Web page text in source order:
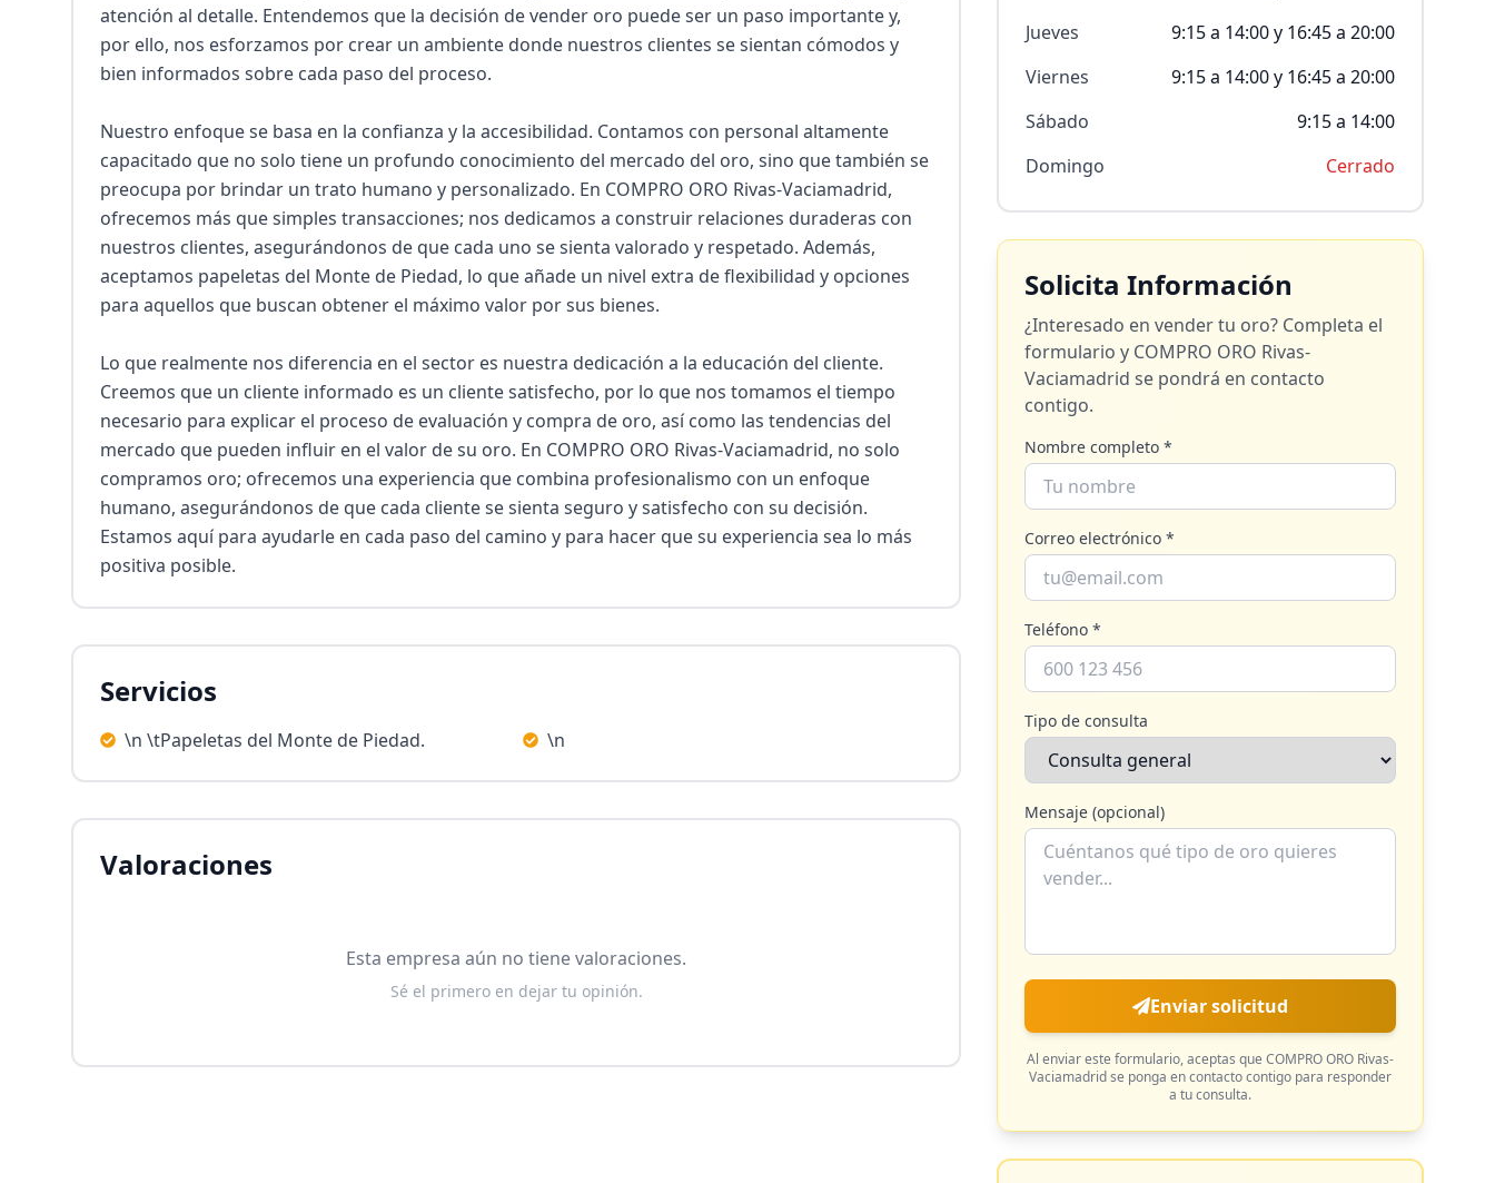
atención al detalle. Entendemos que la decisión de vender oro puede ser un paso importante y,
por ello, nos esforzamos por crear un ambiente donde nuestros clientes se sientan cómodos y
bien informados sobre cada paso del proceso.
Nuestro enfoque se basa en la confianza y la accesibilidad. Contamos con personal altamente
capacitado que no solo tiene un profundo conocimiento del mercado del oro, sino que también se
preocupa por brindar un trato humano y personalizado. En COMPRO ORO Rivas-Vaciamadrid,
ofrecemos más que simples transacciones; nos dedicamos a construir relaciones duraderas con
nuestros clientes, asegurándonos de que cada uno se sienta valorado y respetado. Además,
aceptamos papeletas del Monte de Piedad, lo que añade un nivel extra de flexibilidad y opciones
para aquellos que buscan obtener el máximo valor por sus bienes.
Lo que realmente nos diferencia en el sector es nuestra dedicación a la educación del cliente.
Creemos que un cliente informado es un cliente satisfecho, por lo que nos tomamos el tiempo
necesario para explicar el proceso de evaluación y compra de oro, así como las tendencias del
mercado que pueden influir en el valor de su oro. En COMPRO ORO Rivas-Vaciamadrid, no solo
compramos oro; ofrecemos una experiencia que combina profesionalismo con un enfoque
humano, asegurándonos de que cada cliente se sienta seguro y satisfecho con su decisión.
Estamos aquí para ayudarle en cada paso del camino y para hacer que su experiencia sea lo más
positiva posible.
Servicios
\n \tPapeletas del Monte de Piedad. \n
Valoraciones
Esta empresa aún no tiene valoraciones.
Sé el primero en dejar tu opinión.
Jueves
9:15 a 14:00 y 16:45 a 20:00
Viernes
9:15 a 14:00 y 16:45 a 20:00
Sábado
9:15 a 14:00
Domingo
Cerrado
Solicita Información
¿Interesado en vender tu oro? Completa el
formulario y COMPRO ORO Rivas-
Vaciamadrid se pondrá en contacto
contigo.
Nombre completo *
Correo electrónico *
Teléfono *
Tipo de consulta
Mensaje (opcional)
Enviar solicitud
Al enviar este formulario, aceptas que COMPRO ORO Rivas-
Vaciamadridse ponga en contacto contigo para responder
a tu consulta.